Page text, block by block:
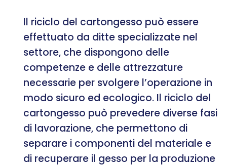
Il riciclo del cartongesso può essere
effettuato da ditte specializzate nel
settore, che dispongono delle
competenze e delle attrezzature
necessarie per svolgere l’operazione in
modo sicuro ed ecologico. Il riciclo del
cartongesso può prevedere diverse fasi
di lavorazione, che permettono di
separare i componenti del materiale e
di recuperare il gesso per la produzione